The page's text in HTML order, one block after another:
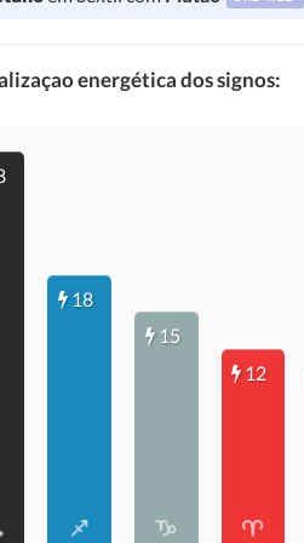
energética dos signos:
18
15
12